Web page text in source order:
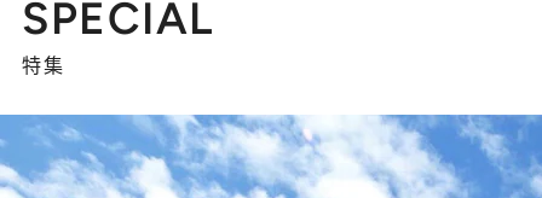
SPECIAL
特集